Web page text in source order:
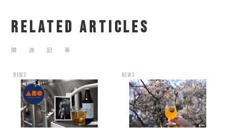
RELATED ARTICLES
関 連 記 事
news news